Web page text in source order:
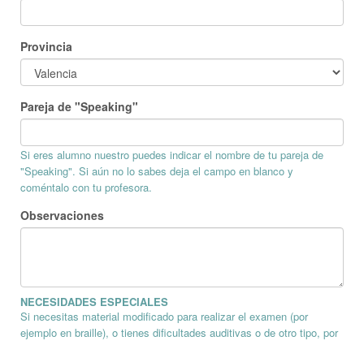
Provincia
Pareja de "Speaking"
Si eres alumno nuestro puedes indicar el nombre de tu pareja de
"Speaking". Si aún no lo sabes deja el campo en blanco y
coméntalo con tu profesora.
Observaciones
NECESIDADES ESPECIALES
Si necesitas material modificado para realizar el examen (por
ejemplo en braille), o tienes dificultades auditivas o de otro tipo, por